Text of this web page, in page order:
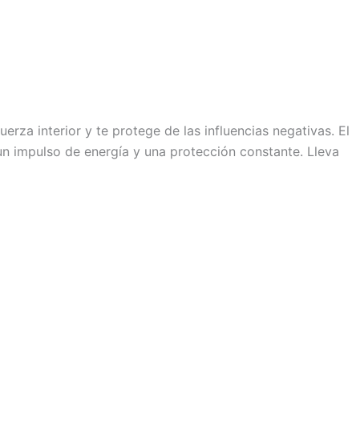
interior y te protege de las influencias negativas. El
impulso de energía y una protección constante. Lleva